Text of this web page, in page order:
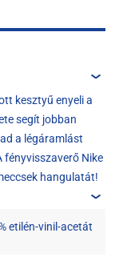
kesztyű enyeli a
segít jobban
a légáramlást
fényvisszaverő Nike
hangulatát!
etilén-vinil-acetát